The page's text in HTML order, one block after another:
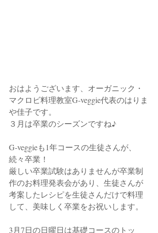
おはようございます、オーガニック・
マクロビ料理教室G-veggie代表のはりま
や佳子です。
３月は卒業のシーズンですね♪
G-veggieも1年コースの生徒さんが、
続々卒業！
厳しい卒業試験はありませんが卒業制
作のお料理発表会があり、生徒さんが
考案したレシピを生徒さんだけで料理
して、美味しく卒業をお祝いします。
3月7日の日曜日は基礎コースのトッ